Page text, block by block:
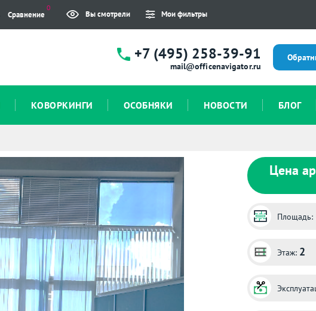
Сравнение
0
Вы смотрели Мои фильтры
+7 (495) 258-39-91
mail@officenavigator.ru
КОВОРКИНГИ ОСОБНЯКИ НОВОСТИ БЛОГ
Цена
Площадь:
Этаж: 2